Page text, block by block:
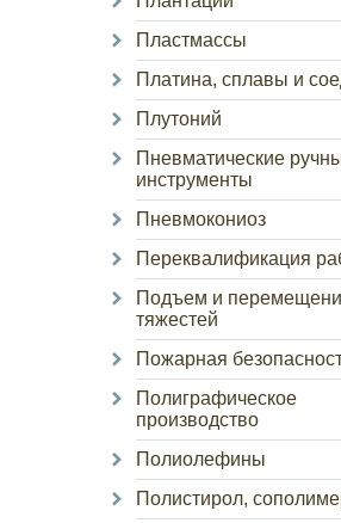
Пластмассы
Платина, сплавы и
Плутоний
Пневматические
инструменты
Пневмокониоз
Переквалификация
Подъем и
тяжестей
Пожарная
Полиграфическое
производство
Полиолефины
Полистирол,